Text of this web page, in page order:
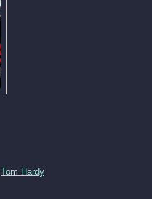
Tom Hardy